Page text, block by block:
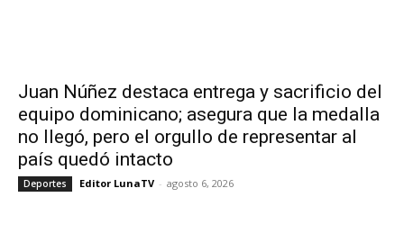
Juan Núñez destaca entrega y sacrificio del
equipo dominicano; asegura que la medalla
no llegó, pero el orgullo de representar al
país quedó intacto
Deportes Editor LunaTV - agosto 6, 2026